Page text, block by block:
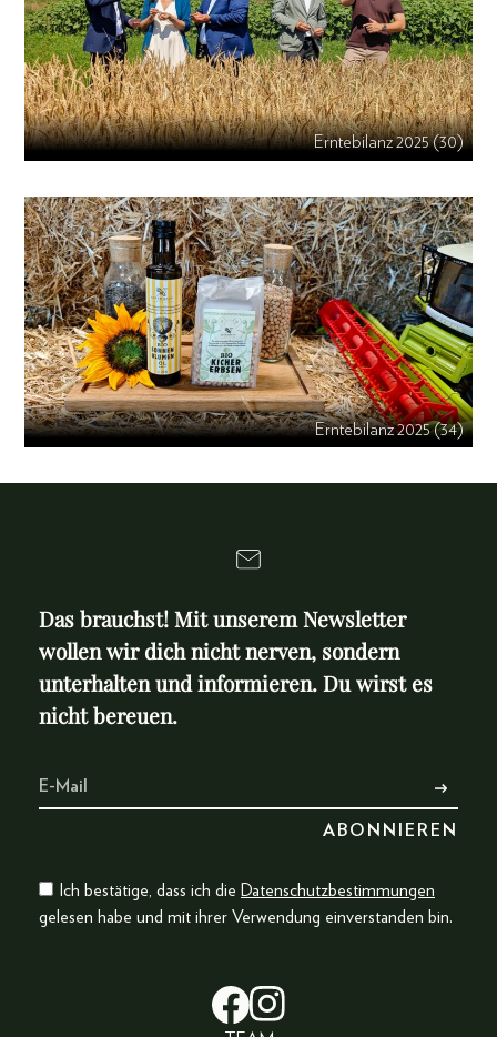
Erntebilanz 2025 (30)
Erntebilanz 2025 (34)
Das brauchst! Mit unserem Newsletter
wollen wir dich nicht nerven, sondern
unterhalten und informieren. Du wirst es
nicht bereuen.
Ich bestätige, dass ich die Datenschutzbestimmungen
gelesen habe und mit ihrer Verwendung einverstanden bin.